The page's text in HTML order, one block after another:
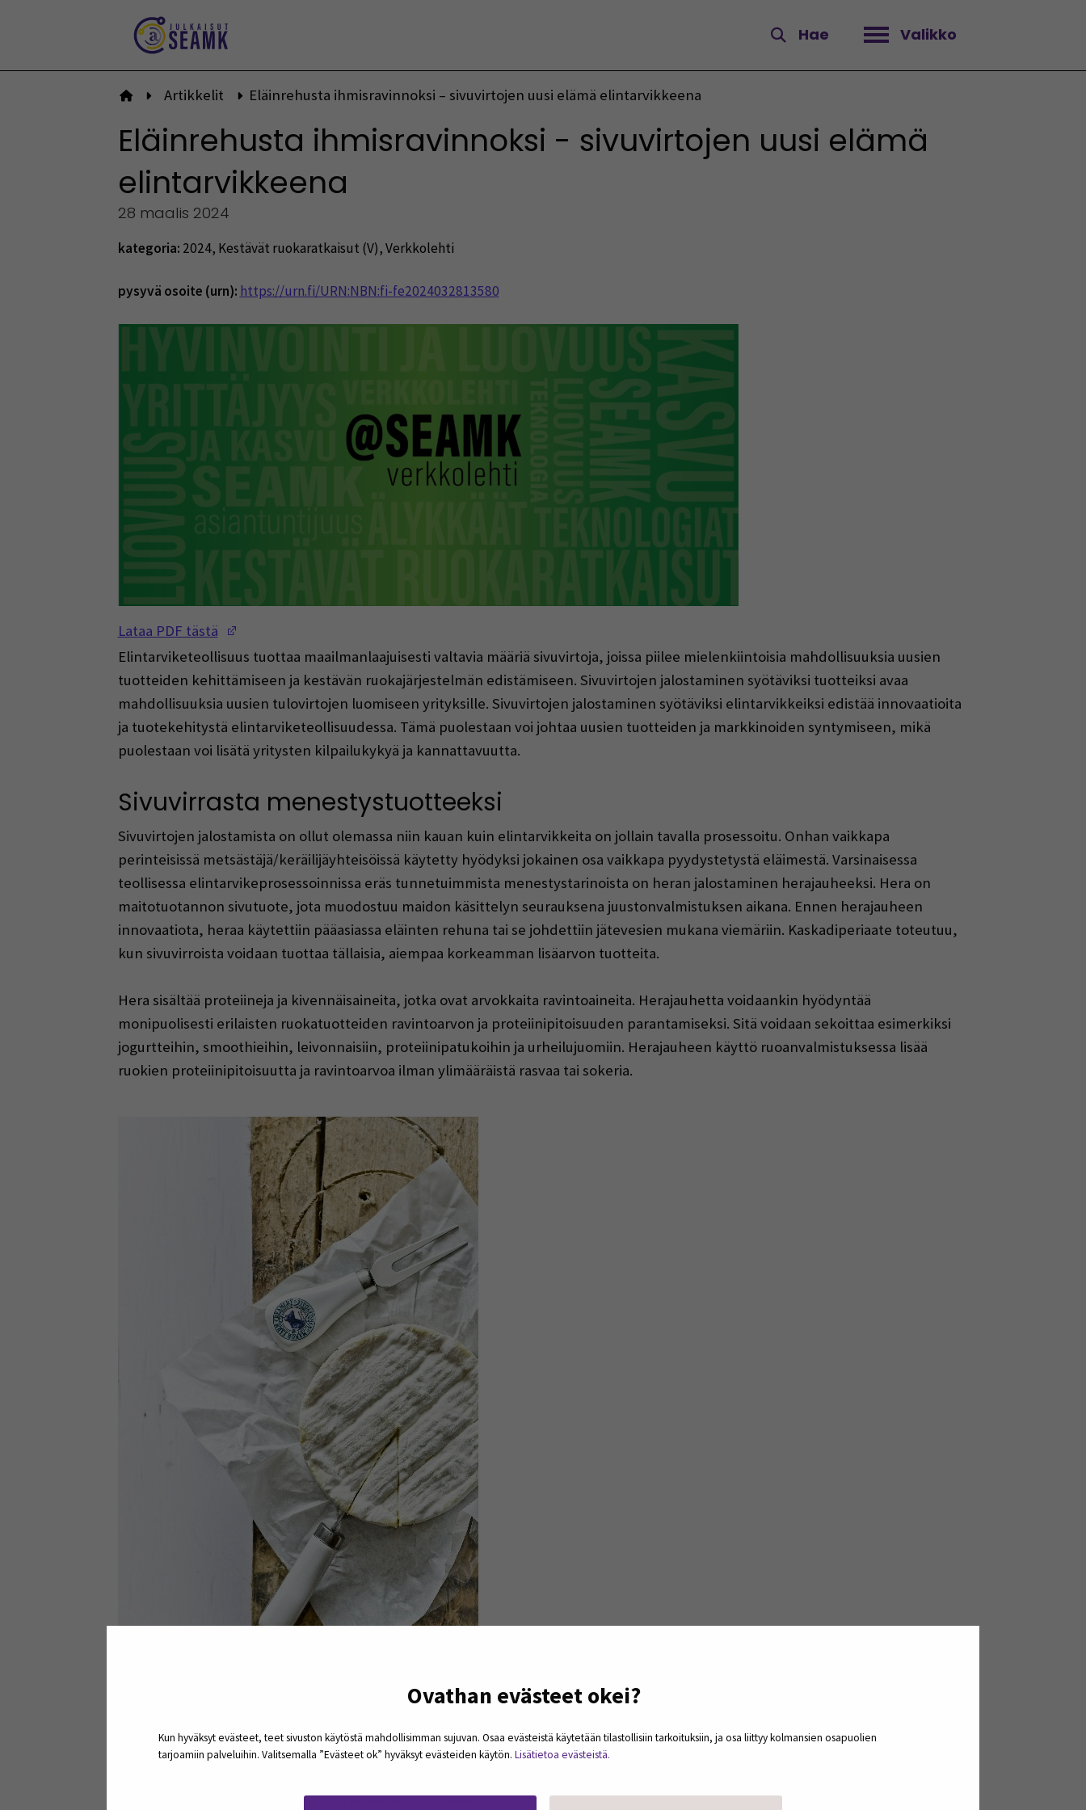
Ovathan evästeet okei?
Kun hyväksyt evästeet, teet sivuston käytöstä mahdollisimman sujuvan. Osaa evästeistä käytetään tilastollisiin tarkoituksiin, ja osa liittyy kolmansien osapuolien
tarjoamiin palveluihin. Valitsemalla ”Evästeet ok” hyväksyt evästeiden käytön. Lisätietoa evästeistä.
Hae Valikko
Avaa valikko
Etusivulle
Artikkelit Eläinrehusta ihmisravinnoksi – sivuvirtojen uusi elämä elintarvikkeena
Eläinrehusta ihmisravinnoksi - sivuvirtojen uusi elämä
elintarvikkeena
28 maalis 2024
kategoria: 2024, Kestävät ruokaratkaisut (V),Verkkolehti
pysyvä osoite (urn): https://urn.fi/URN:NBN:fi-fe2024032813580
Lataa PDF tästä
Elintarviketeollisuus tuottaa maailmanlaajuisesti valtavia määriä sivuvirtoja, joissa piilee mielenkiintoisia mahdollisuuksia uusien
tuotteiden kehittämiseen ja kestävän ruokajärjestelmän edistämiseen. Sivuvirtojen jalostaminen syötäviksi tuotteiksi avaa
mahdollisuuksia uusien tulovirtojen luomiseen yrityksille. Sivuvirtojen jalostaminen syötäviksi elintarvikkeiksi edistää innovaatioita
ja tuotekehitystä elintarviketeollisuudessa. Tämä puolestaan voi johtaa uusien tuotteiden ja markkinoiden syntymiseen, mikä
puolestaan voi lisätä yritysten kilpailukykyä ja kannattavuutta.
Sivuvirrasta menestystuotteeksi
Sivuvirtojen jalostamista on ollut olemassa niin kauan kuin elintarvikkeita on jollain tavalla prosessoitu. Onhan vaikkapa
perinteisissä metsästäjä/keräilijäyhteisöissä käytetty hyödyksi jokainen osa vaikkapa pyydystetystä eläimestä. Varsinaisessa
teollisessa elintarvikeprosessoinnissa eräs tunnetuimmista menestystarinoista on heran jalostaminen herajauheeksi. Hera on
maitotuotannon sivutuote, jota muodostuu maidon käsittelyn seurauksena juustonvalmistuksen aikana. Ennen herajauheen
innovaatiota, heraa käytettiin pääasiassa eläinten rehuna tai se johdettiin jätevesien mukana viemäriin. Kaskadiperiaate toteutuu,
kun sivuvirroista voidaan tuottaa tällaisia, aiempaa korkeamman lisäarvon tuotteita.
Hera sisältää proteiineja ja kivennäisaineita, jotka ovat arvokkaita ravintoaineita. Herajauhetta voidaankin hyödyntää
monipuolisesti erilaisten ruokatuotteiden ravintoarvon ja proteiinipitoisuuden parantamiseksi. Sitä voidaan sekoittaa esimerkiksi
jogurtteihin, smoothieihin, leivonnaisiin, proteiinipatukoihin ja urheilujuomiin. Herajauheen käyttö ruoanvalmistuksessa lisää
ruokien proteiinipitoisuutta ja ravintoarvoa ilman ylimääräistä rasvaa tai sokeria.
Kestävä ja vastuullinen Ruokaprovinssi-hankkeessa useita pilotteja eri
osista ruokajärjestelmää
Elintarviketeollisuuden pilotissa tutkitaan elintarviketeollisuuden sivuvirtoja ja niiden jalostamista ihmisten ravinnoksi soveltuvien